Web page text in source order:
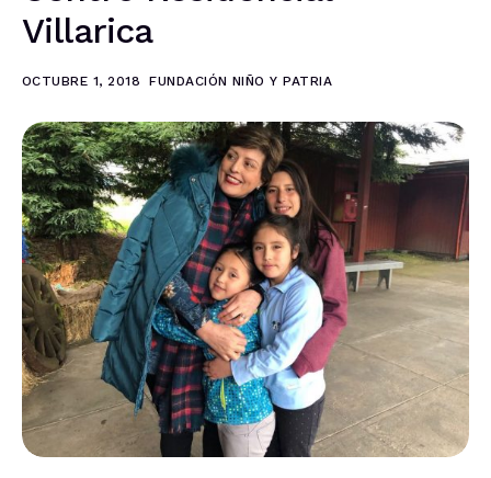
Villarica
OCTUBRE 1, 2018 FUNDACIÓN NIÑO Y PATRIA